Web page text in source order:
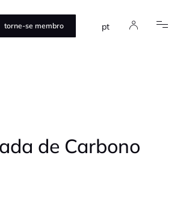
torne-se membro pt
de Carbono